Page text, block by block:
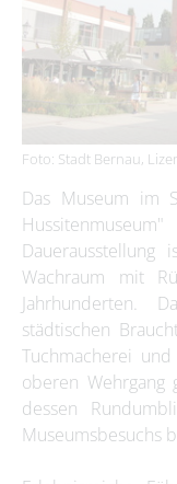
Foto: Stadt Bernau,
Das Museum im
Wachraum mit
Jahrhunderten.
städtischen
Tuchmacherei
oberen
dessen
Museumsbesuchs